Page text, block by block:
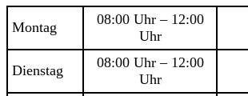
Montag
08:00 Uhr – 12:00
Uhr
Dienstag
08:00 Uhr – 12:00
Uhr